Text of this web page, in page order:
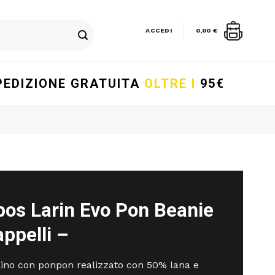
ACCEDI 0,00 €
GRATUITA OLTRE I 95€
Larin Evo Pon Beanie
–
con ponpon realizzato con 50% lana e